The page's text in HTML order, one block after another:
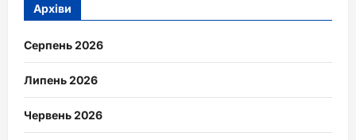
Архіви
Серпень 2026
Липень 2026
Червень 2026